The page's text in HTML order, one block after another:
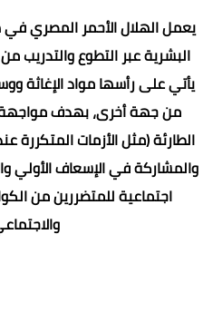
يعمل الهلال الأحمر المصري في
البشرية عبر التطوع والتدريب
يأتي على رأسها مواد الإغاثة
من جهة أخرى، بهدف مواجهة
الطارئة (مثل الأزمات المتكررة
والمشاركة في الإسعاف الأولي
اجتماعية للمتضررين من